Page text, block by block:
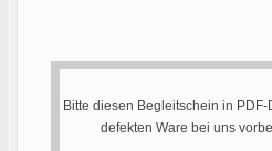
Bitte diesen Begleitschein in
defekten Ware bei uns